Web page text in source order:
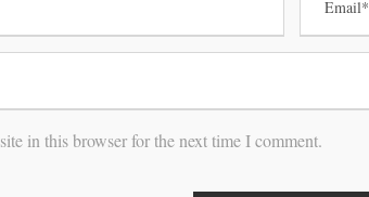
in this browser for the next time I comment.